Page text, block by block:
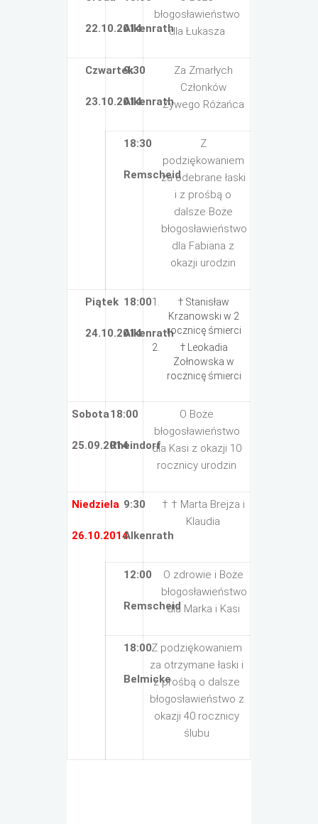
22.10.2014Alkenrath
błogosławieństwo
dla Łukasza
Czwartek
23.10.2014
9:30
Alkenrath
Za Zmarłych
Członków
Żywego Różańca
18:30
Remscheid
Z
podziękowaniem
za odebrane łaski
i z prośbą o
dalsze Boże
błogosławieństwo
dla Fabiana z
okazji urodzin
Piątek
24.10.2014
18:00
Alkenrath
† Stanisław
Krzanowski w 2
rocznicę śmierci
† Leokadia
Żołnowska w
rocznicę śmierci
Sobota
25.09.2014
18:00
Rheindorf
O Boże
błogosławieństwo
dla Kasi z okazji 10
rocznicy urodzin
Niedziela
26.10.2014
9:30
Alkenrath
† † Marta Brejza i
Klaudia
12:00
Remscheid
O zdrowie i Boże
błogosławieństwo
dla Marka i Kasi
18:00
Belmicke
Z podziękowaniem
za otrzymane łaski i
z prośbą o dalsze
błogosławieństwo z
okazji 40 rocznicy
ślubu